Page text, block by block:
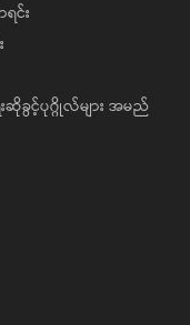
င်း
ဆိုခွင့်ပုဂ္ဂိုလ်များ အမည်